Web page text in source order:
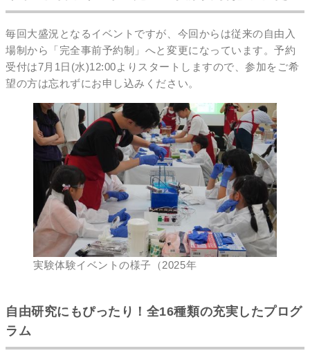
毎回大盛況となるイベントですが、今回からは従来の自由入
場制から「完全事前予約制」へと変更になっています。予約
受付は7月1日(水)12:00よりスタートしますので、参加をご希
望の方は忘れずにお申し込みください。
実験体験イベントの様子（2025年
自由研究にもぴったり！全16種類の充実したプログ
ラム